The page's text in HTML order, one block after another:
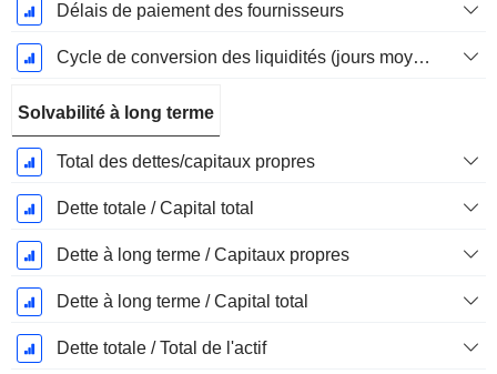
Délais de paiement des fournisseurs
Cycle de conversion des liquidités (jours moyens)
Solvabilité à long terme
Total des dettes/capitaux propres
Dette totale / Capital total
Dette à long terme / Capitaux propres
Dette à long terme / Capital total
Dette totale / Total de l'actif